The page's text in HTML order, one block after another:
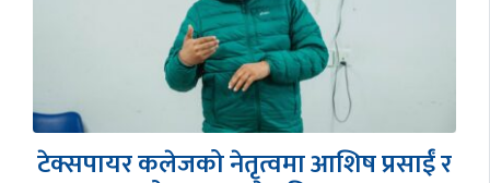
एसईईमा साउथवेस्टर्नको ऐतिहासिक